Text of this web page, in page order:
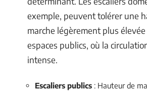
exemple, peuvent tolérer une
marche légèrement plus
espaces publics, où la
intense.
Escaliers publics : Hauteur de